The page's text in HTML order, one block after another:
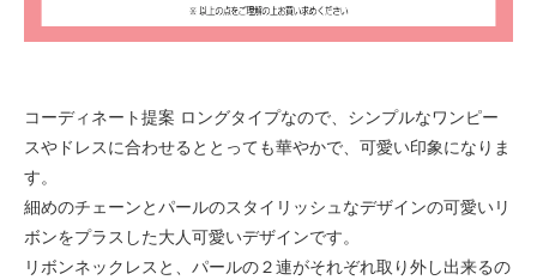
コーディネート提案 ロングタイプなので、シンプルなワンピー
スやドレスに合わせるととっても華やかで、可愛い印象になりま
す。
細めのチェーンとパールのスタイリッシュなデザインの可愛いリ
ボンをプラスした大人可愛いデザインです。
リボンネックレスと、パールの２連がそれぞれ取り外し出来るの